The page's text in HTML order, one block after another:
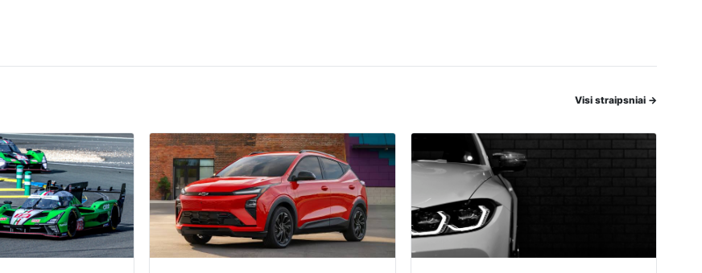
Visi straipsniai →